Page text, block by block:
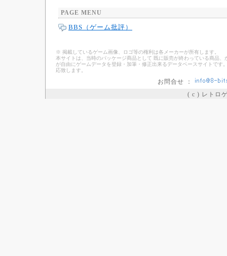
PAGE MENU
BBS（ゲーム批評）
※ 掲載しているゲーム画像、ロゴ等の権利は各メーカーが所有します。
本サイトは、当時のパッケージ商品として 既に販売が終わっている商品
が自由にゲームデータを登録・加筆・修正出来るデータベースサイトで
応致します。
お問合せ ：
( c ) レトロ